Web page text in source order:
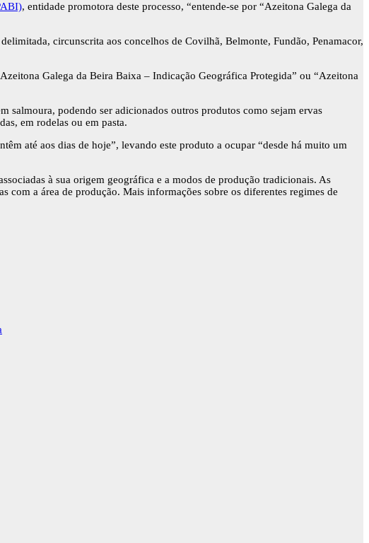
, entidade promotora deste processo, “entende-se por “Azeitona Galega da
circunscrita aos concelhos de Covilhã, Belmonte, Fundão, Penamacor,
Galega da Beira Baixa – Indicação Geográfica Protegida” ou “Azeitona
salmoura, podendo ser adicionados outros produtos como sejam ervas
em rodelas ou em pasta.
até aos dias de hoje”, levando este produto a ocupar “desde há muito um
à sua origem geográfica e a modos de produção tradicionais. As
com a área de produção. Mais informações sobre os diferentes regimes de